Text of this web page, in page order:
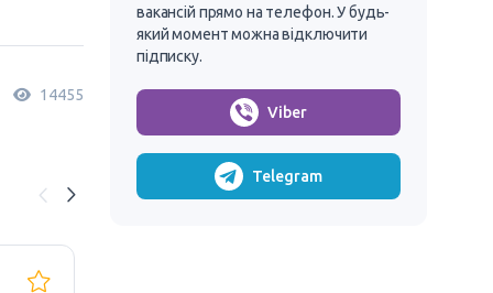
14455
вакансій прямо на телефон. У будь-
який момент можна відключити
підписку.
Viber
Telegram